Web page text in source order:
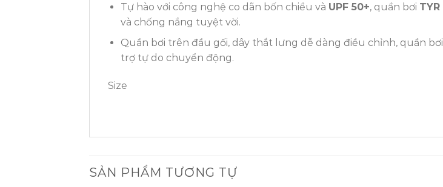
Tự hào với công nghệ co dãn bốn chiều và UPF 50+, quần bơi TYR
và chống nắng tuyệt vời.
Quần bơi trên đầu gối, dây thắt lưng dễ dàng điều chỉnh, quần bơi
trợ tự do chuyển động.
Size
SẢN PHẨM TƯƠNG TỰ